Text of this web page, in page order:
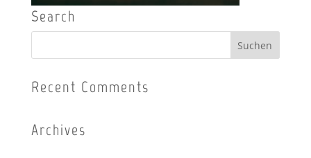
Search
Recent Comments
Archives